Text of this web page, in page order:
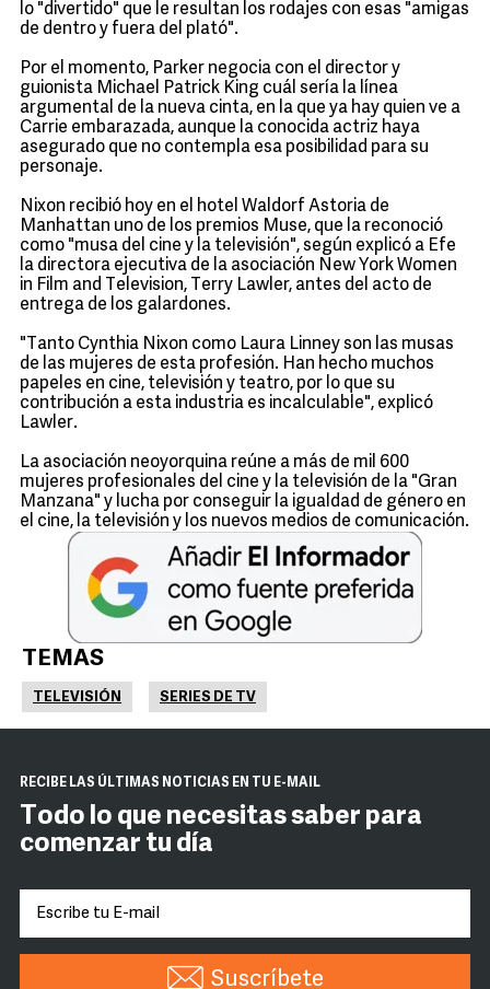
lo "divertido" que le resultan los rodajes con esas "amigas
de dentro y fuera del plató".
Por el momento, Parker negocia con el director y
guionista Michael Patrick King cuál sería la línea
argumental de la nueva cinta, en la que ya hay quien ve a
Carrie embarazada, aunque la conocida actriz haya
asegurado que no contempla esa posibilidad para su
personaje.
Nixon recibió hoy en el hotel Waldorf Astoria de
Manhattan uno de los premios Muse, que la reconoció
como "musa del cine y la televisión", según explicó a Efe
la directora ejecutiva de la asociación New York Women
in Film and Television, Terry Lawler, antes del acto de
entrega de los galardones.
"Tanto Cynthia Nixon como Laura Linney son las musas
de las mujeres de esta profesión. Han hecho muchos
papeles en cine, televisión y teatro, por lo que su
contribución a esta industria es incalculable", explicó
Lawler.
La asociación neoyorquina reúne a más de mil 600
mujeres profesionales del cine y la televisión de la "Gran
Manzana" y lucha por conseguir la igualdad de género en
el cine, la televisión y los nuevos medios de comunicación.
TEMAS
TELEVISIÓN SERIES DE TV
RECIBE LAS ÚLTIMAS NOTICIAS EN TU E-MAIL
Todo lo que necesitas saber para
comenzar tu día
Suscríbete